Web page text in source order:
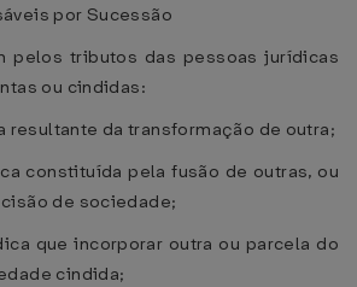
por Sucessão
pelos tributos das pessoas jurídicas
ou cindidas:
resultante da transformação de outra;
constituída pela fusão de outras, ou
de sociedade;
que incorporar outra ou parcela do
cindida;